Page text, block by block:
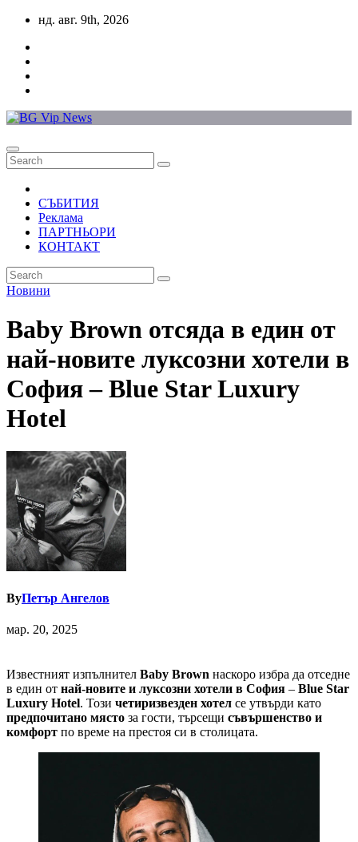
Skip
content
нд. авг. 9th, 2026
СЪБИТИЯ
Реклама
ПАРТНЬОРИ
КОНТАКТ
Новини
Baby Brown отсяда в един от
най-новите луксозни хотели в
София – Blue Star Luxury
Hotel
ByПетър Ангелов
мар. 20, 2025
Известният изпълнител Baby Brown наскоро избра да отседне
в един от най-новите и луксозни хотели в София – Blue Star
Luxury Hotel. Този четиризвезден хотел се утвърди като
предпочитано място за гости, търсещи съвършенство и
комфорт по време на престоя си в столицата.